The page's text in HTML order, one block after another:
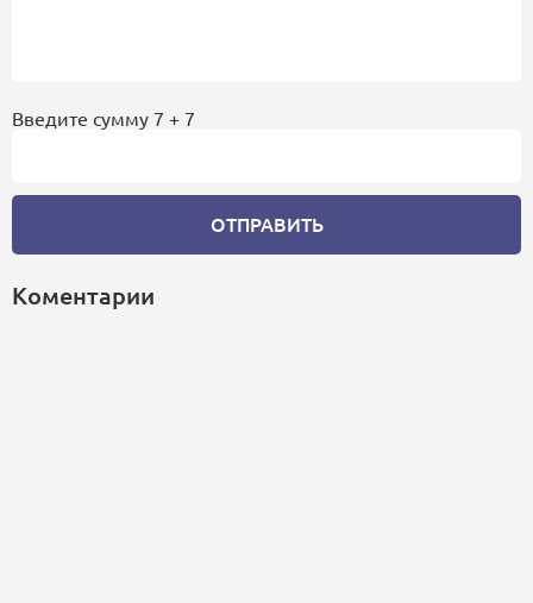
Введите сумму 7 + 7
ОТПРАВИТЬ
Коментарии